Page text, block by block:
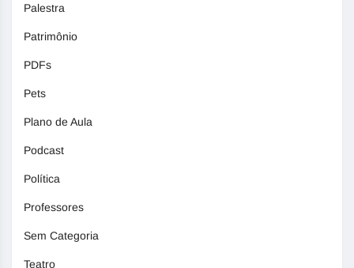
Palestra
Patrimônio
PDFs
Pets
Plano de Aula
Podcast
Política
Professores
Sem Categoria
Teatro